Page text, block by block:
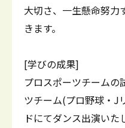
大切さ、一生懸命努力
きます。
[学びの成果]
プロスポーツチームの
ツチーム(プロ野球・J
ドにてダンス出演いた